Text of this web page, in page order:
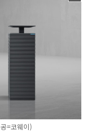
=코웨이)